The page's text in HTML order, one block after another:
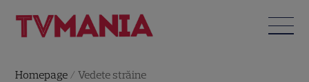
Homepage /Vedete străine